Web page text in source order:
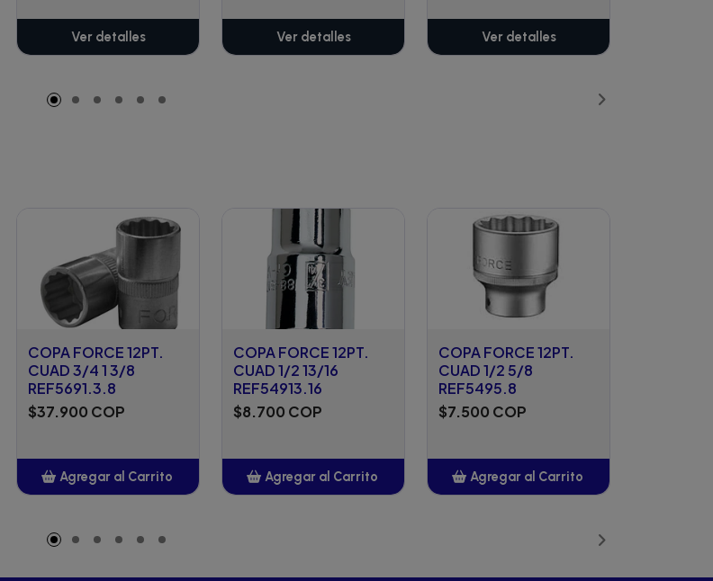
Ver detalles Ver detalles Ver detalles
COPA FORCE 12PT.
CUAD 3/4 1 3/8
REF5691.3.8
$37.900 COP
Agregar al Carrito
COPA FORCE 12PT.
CUAD 1/2 13/16
REF54913.16
$8.700 COP
Agregar al Carrito
COPA FORCE 12PT.
CUAD 1/2 5/8
REF5495.8
$7.500 COP
Agregar al Carrito